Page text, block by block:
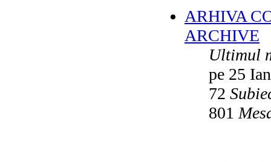
ARHIVA
ARCHIVE
Ultimul
pe 25
72
801